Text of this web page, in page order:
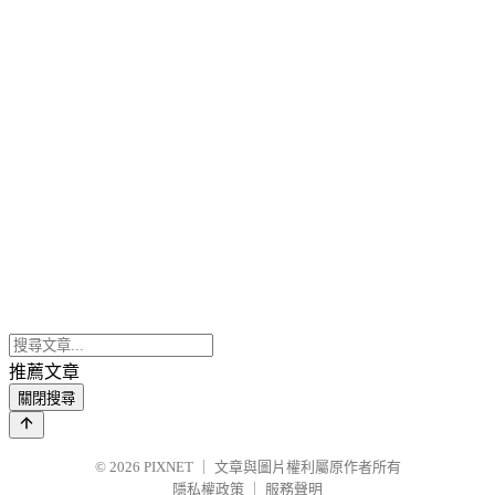
推薦文章
關閉搜尋
© 2026 PIXNET
文章與圖片權利屬原作者所有
隱私權政策
服務聲明